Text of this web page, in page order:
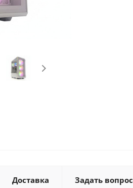
Доставка Задать вопрос